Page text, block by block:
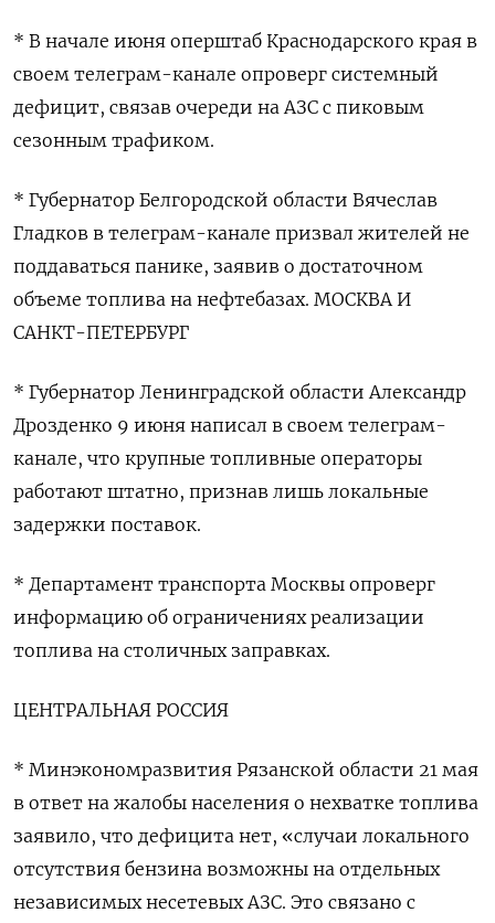
* В начале июня оперштаб Краснодарского края в
своем телеграм-канале опроверг системный
дефицит, связав очереди на АЗС с пиковым
сезонным трафиком.
* Губернатор Белгородской области Вячеслав
Гладков в телеграм-канале ​призвал жителей не
поддаваться панике, ⁠заявив о достаточном
объеме топлива на нефтебазах. МОСКВА И
САНКТ-ПЕТЕРБУРГ
* Губернатор Ленинградской области Александр
Дрозденко 9 июня написал в своем телеграм-
канале, что крупные ‌топливные операторы
работают штатно, признав лишь локальные
задержки поставок.
* Департамент транспорта Москвы опроверг
информацию об ограничениях реализации
‌топлива на столичных заправках.
ЦЕНТРАЛЬНАЯ РОССИЯ
* Минэкономразвития Рязанской области 21 мая
в ответ на жалобы населения о нехватке ​топлива
заявило, что дефицита нет, «случаи локального
отсутствия бензина возможны на отдельных
независимых ‌несетевых АЗС. Это связано с